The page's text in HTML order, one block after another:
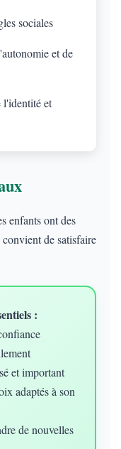
sociales
et de
l'identité et
enfants ont des
de satisfaire
:
et important
adaptés à son
de nouvelles